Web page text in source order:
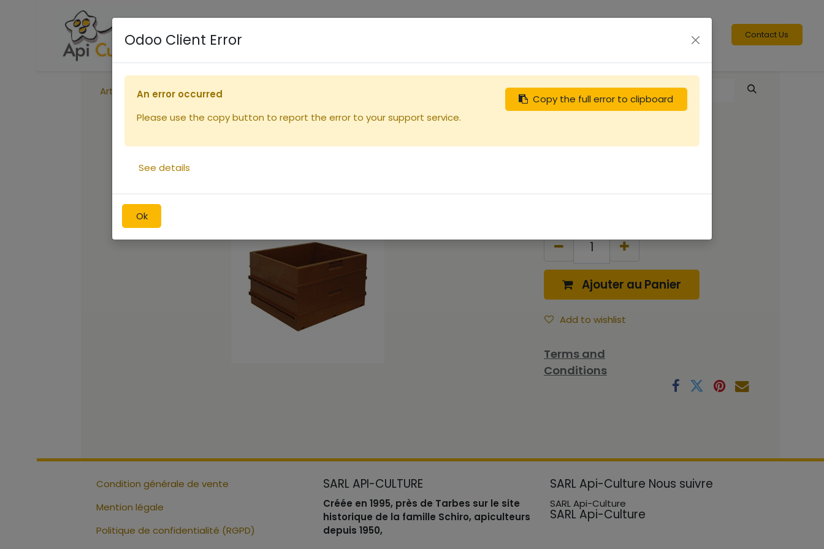
Accueil Boutique Contact Us
Articles Corps Nicot DT10 bande lisse
Corps Nicot DT10
25.83€
Ajouter au Panier
Add to wishlist
Terms and
Conditions
Condition générale de vente
Mention légale
Politique de confidentialité (RGPD)
SARL API-CULTURE
Créée en 1995, près de Tarbes sur le site
historique de la famille Schiro, apiculteurs
depuis 1950,
SARL Api-Culture Nous suivre
SARL Api-Culture
SARL Api-Culture
Odoo Client Error
Ok
Copy the full error to clipboard
An error occurred
Please use the copy button to report the error to your support service.
See details